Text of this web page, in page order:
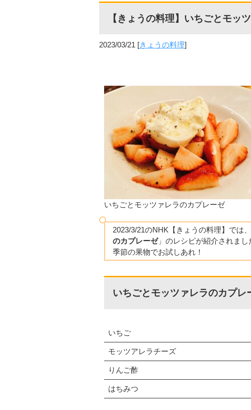
【きょうの料理】いちごとモッ
2023/03/21 [きょうの料理]
いちごとモッツァレラのカプレーゼ
2023/3/21のNHK【きょうの料理】では、
のカプレーゼ」のレシピが紹介されま
季節の果物でお試しあれ！
いちごとモッツァレラのカプレ
いちご
モッツアレラチーズ
りんご酢
はちみつ